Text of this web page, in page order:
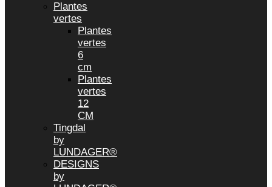
Plantes
vertes
Plantes
vertes
6
cm
Plantes
vertes
12
CM
Tingdal
by
LUNDAGER®
DESIGNS
by